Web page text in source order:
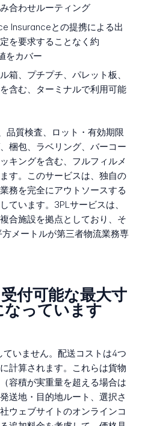
合わせルーティング
Insuranceとの提携による出
を要求することなく約
をカバー
箱、プチプチ、パレット板、
含む、ターミナルで利用可能
品質検査、ロット・有効期限
梱包、ラベリング、バーコー
キングを含む、フルフィルメ
す。このサービスは、独自の
務を完全にアウトソースする
ています。3PLサービスは、
合施設を拠点としており、そ
メートルが第三者物流業務専
付可能な最大寸
っています
いません。配送コストは4つ
計算されます。これらは貨物
容積が実重量を超える場合は
送地・目的地ルート、選択さ
ウェブサイトのオンラインコ